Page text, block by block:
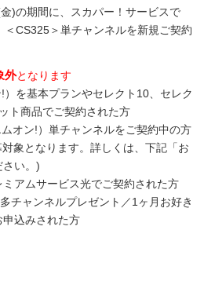
)の期間に、スカパー！サービスで
CS325＞単チャンネルを新規ご契約
外となります
）を基本プランやセレクト10、セレク
ト商品でご契約された方
オン!）単チャンネルをご契約中の方
象となります。詳しくは、下記「お
さい。)
ミアムサービス光でご契約された方
チャンネルプレゼント／1ヶ月お好き
込みされた方